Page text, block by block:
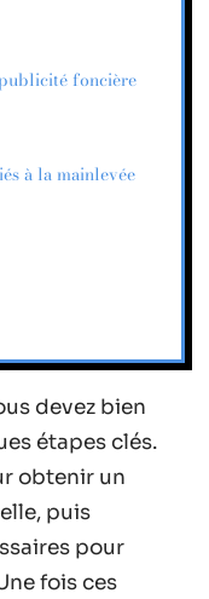
foncière
à la mainlevée
devez bien
étapes clés.
obtenir un
puis
pour
fois ces